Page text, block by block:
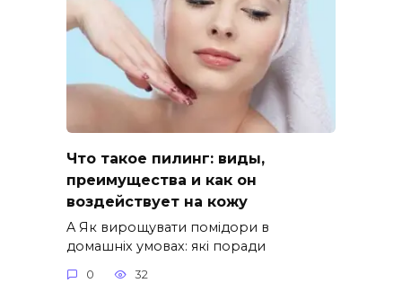
Что такое пилинг: виды,
преимущества и как он
воздействует на кожу
A Як вирощувати помідори в
домашніх умовах: які поради
0 32